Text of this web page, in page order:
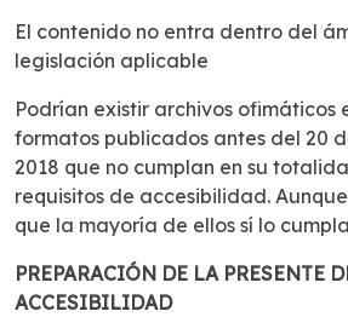
El contenido no entra dentro del
legislación aplicable
Podrían existir archivos ofimáticos
formatos publicados antes del 20
2018 que no cumplan en su
requisitos de accesibilidad.
que la mayoría de ellos sí lo
PREPARACIÓN DE LA PRESENTE
ACCESIBILIDAD